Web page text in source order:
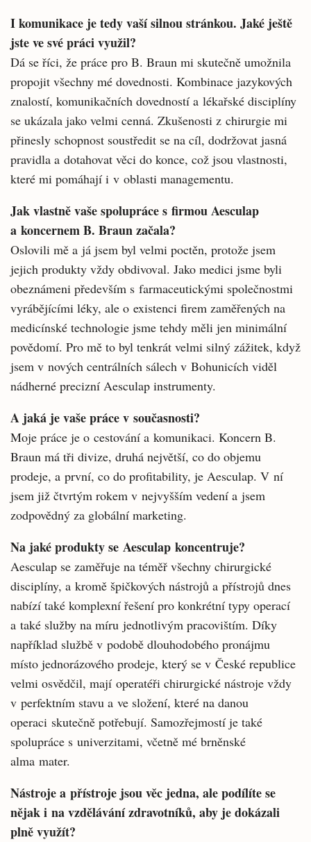
I komunikace je tedy vaší silnou stránkou. Jaké ještě
jste ve své práci využil?
Dá se říci, že práce pro B. Braun mi skutečně umožnila
propojit všechny mé dovednosti. Kombinace jazykových
znalostí, komunikačních dovedností a lékařské disciplíny
se ukázala jako velmi cenná. Zkušenosti z chirurgie mi
přinesly schopnost soustředit se na cíl, dodržovat jasná
pravidla a dotahovat věci do konce, což jsou vlastnosti,
které mi pomáhají i v oblasti managementu.
Jak vlastně vaše spolupráce s firmou Aesculap
a koncernem B. Braun začala?
Oslovili mě a já jsem byl velmi poctěn, protože jsem
jejich produkty vždy obdivoval. Jako medici jsme byli
obeznámeni především s farmaceutickými společnostmi
vyrábějícími léky, ale o existenci firem zaměřených na
medicínské technologie jsme tehdy měli jen minimální
povědomí. Pro mě to byl tenkrát velmi silný zážitek, když
jsem v nových centrálních sálech v Bohunicích viděl
nádherné precizní Aesculap instrumenty.
A jaká je vaše práce v současnosti?
Moje práce je o cestování a komunikaci. Koncern B.
Braun má tři divize, druhá největší, co do objemu
prodeje, a první, co do profitability, je Aesculap. V ní
jsem již čtvrtým rokem v nejvyšším vedení a jsem
zodpovědný za globální marketing.
Na jaké produkty se Aesculap koncentruje?
Aesculap se zaměřuje na téměř všechny chirurgické
disciplíny, a kromě špičkových nástrojů a přístrojů dnes
nabízí také komplexní řešení pro konkrétní typy operací
a také služby na míru jednotlivým pracovištím. Díky
například službě v podobě dlouhodobého pronájmu
místo jednorázového prodeje, který se v České republice
velmi osvědčil, mají operatéři chirurgické nástroje vždy
v perfektním stavu a ve složení, které na danou
operaci skutečně potřebují. Samozřejmostí je také
spolupráce s univerzitami, včetně mé brněnské
alma mater.
Nástroje a přístroje jsou věc jedna, ale podílíte se
nějak i na vzdělávání zdravotníků, aby je dokázali
plně využít?